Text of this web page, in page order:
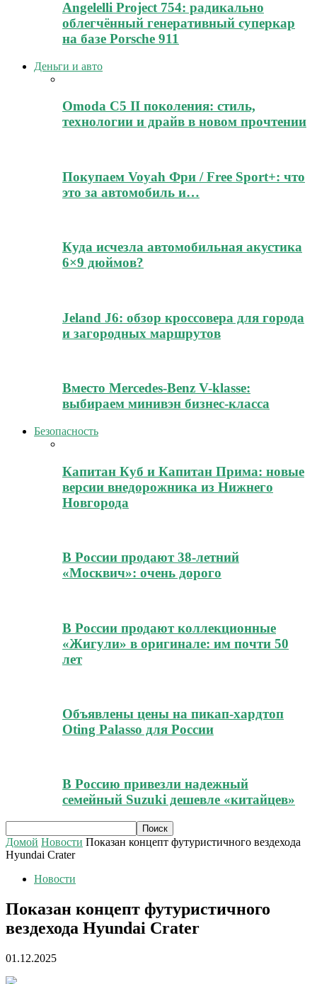
Angelelli Project 754: радикально
облегчённый генеративный суперкар
на базе Porsche 911
Деньги и авто
Omoda C5 II поколения: стиль,
технологии и драйв в новом прочтении
Покупаем Voyah Фри / Free Sport+: что
это за автомобиль и…
Куда исчезла автомобильная акустика
6×9 дюймов?
Jeland J6: обзор кроссовера для города
и загородных маршрутов
Вместо Mercedes-Benz V-klasse:
выбираем минивэн бизнес-класса
Безопасность
Капитан Куб и Капитан Прима: новые
версии внедорожника из Нижнего
Новгорода
В России продают 38-летний
«Москвич»: очень дорого
В России продают коллекционные
«Жигули» в оригинале: им почти 50
лет
Объявлены цены на пикап-хардтоп
Oting Palasso для России
В Россию привезли надежный
семейный Suzuki дешевле «китайцев»
Домой Новости Показан концепт футуристичного вездехода
Hyundai Crater
Новости
Показан концепт футуристичного
вездехода Hyundai Crater
01.12.2025